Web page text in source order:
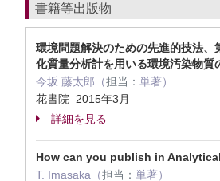
書籍等出版物
環境問題解決のための先進的技法、
化質量分析計を用いる環境汚染物質
今坂 藤太郎（担当： 単著）
花書院 2015年3月
詳細を見る
How can you publish in
T. Imasaka（担当： 単著）